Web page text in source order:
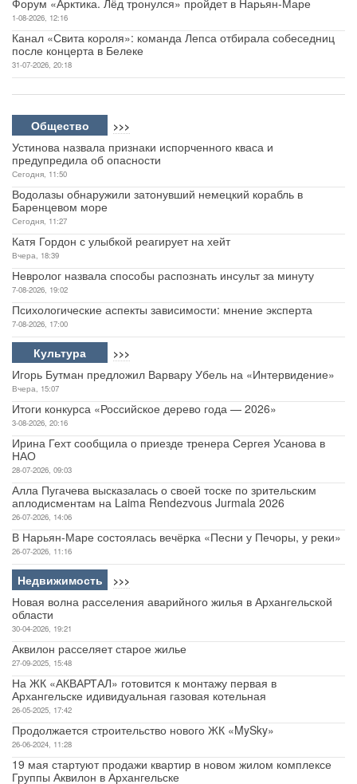
Форум «Арктика. Лёд тронулся» пройдет в Нарьян-Маре
1-08-2026, 12:16
Канал «Свита короля»: команда Лепса отбирала собеседниц
после концерта в Белеке
31-07-2026, 20:18
Общество >>>
Устинова назвала признаки испорченного кваса и
предупредила об опасности
Сегодня, 11:50
Водолазы обнаружили затонувший немецкий корабль в
Баренцевом море
Сегодня, 11:27
Катя Гордон с улыбкой реагирует на хейт
Вчера, 18:39
Невролог назвала способы распознать инсульт за минуту
7-08-2026, 19:02
Психологические аспекты зависимости: мнение эксперта
7-08-2026, 17:00
Культура >>>
Игорь Бутман предложил Варвару Убель на «Интервидение»
Вчера, 15:07
Итоги конкурса «Российское дерево года — 2026»
3-08-2026, 20:16
Ирина Гехт сообщила о приезде тренера Сергея Усанова в
НАО
28-07-2026, 09:03
Алла Пугачева высказалась о своей тоске по зрительским
аплодисментам на Laima Rendezvous Jurmala 2026
26-07-2026, 14:06
В Нарьян-Маре состоялась вечёрка «Песни у Печоры, у реки»
26-07-2026, 11:16
Недвижимость >>>
Новая волна расселения аварийного жилья в Архангельской
области
30-04-2026, 19:21
Аквилон расселяет старое жилье
27-09-2025, 15:48
На ЖК «АКВАРТАЛ» готовится к монтажу первая в
Архангельске идивидуальная газовая котельная
26-05-2025, 17:42
Продолжается строительство нового ЖК «MySky»
26-06-2024, 11:28
19 мая стартуют продажи квартир в новом жилом комплексе
Группы Аквилон в Архангельске